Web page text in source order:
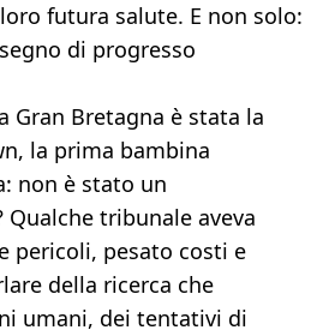
futura salute. E non solo:
di progresso
Gran Bretagna è stata la
la prima bambina
non è stato un
tribunale aveva
pericoli, pesato costi e
della ricerca che
umani, dei tentativi di